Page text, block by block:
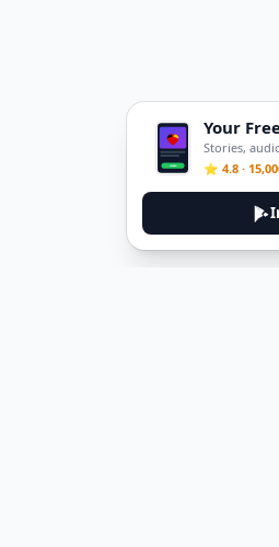
Your
Stories,
⭐ 4.8 ·